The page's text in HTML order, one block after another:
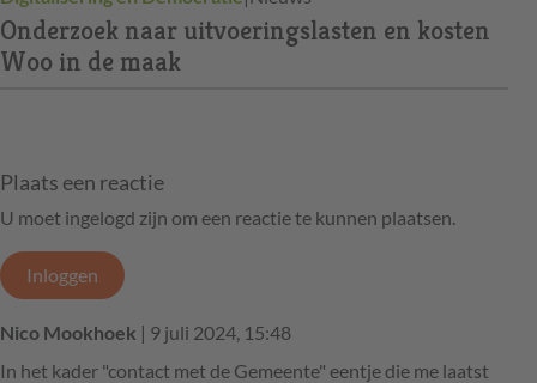
Onderzoek naar uitvoeringslasten en kosten
Woo in de maak
Plaats een reactie
U moet ingelogd zijn om een reactie te kunnen plaatsen.
Inloggen
Nico Mookhoek | 9 juli 2024, 15:48
In het kader "contact met de Gemeente" eentje die me laatst